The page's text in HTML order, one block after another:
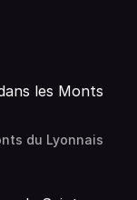
les Monts
du Lyonnais